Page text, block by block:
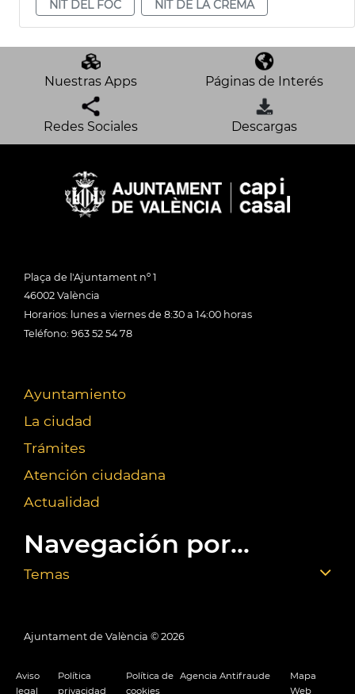
NIT DEL FOC
NIT DE LA CREMÀ
Nuestras Apps Páginas de Interés
Redes Sociales Descargas
Plaça de l'Ajuntament nº 1
46002 València
Horarios: lunes a viernes de 8:30 a 14:00 horas
Teléfono: 963 52 54 78
Ayuntamiento
La ciudad
Trámites
Atención ciudadana
Actualidad
Navegación por...
Temas
Ajuntament de València © 2026
Aviso
legal
Política
privacidad
Política de
cookies
Agencia Antifraude
Mapa
Web